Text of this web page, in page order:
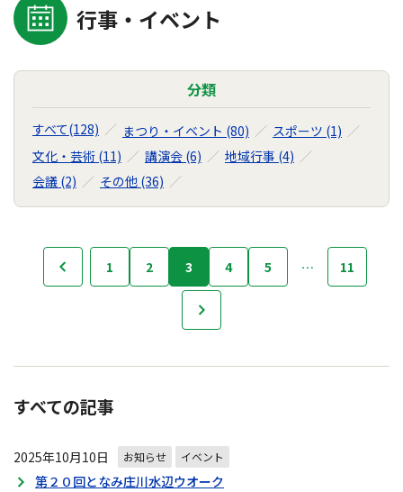
行事・イベント
分類
すべて(128) まつり・イベント (80)
スポーツ (1)
文化・芸術 (11)
講演会 (6)
地域行事 (4)
会議 (2)
その他 (36)
ナ
ビ
ー
シ
1 2 3 4 5 … 11
すべての記事
2025年10月10日 お知らせ イベント
第２０回となみ庄川水辺ウオーク